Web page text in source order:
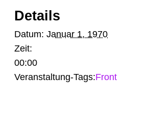
Details
Datum: Januar 1, 1970
Zeit:
00:00
Veranstaltung-Tags:Front